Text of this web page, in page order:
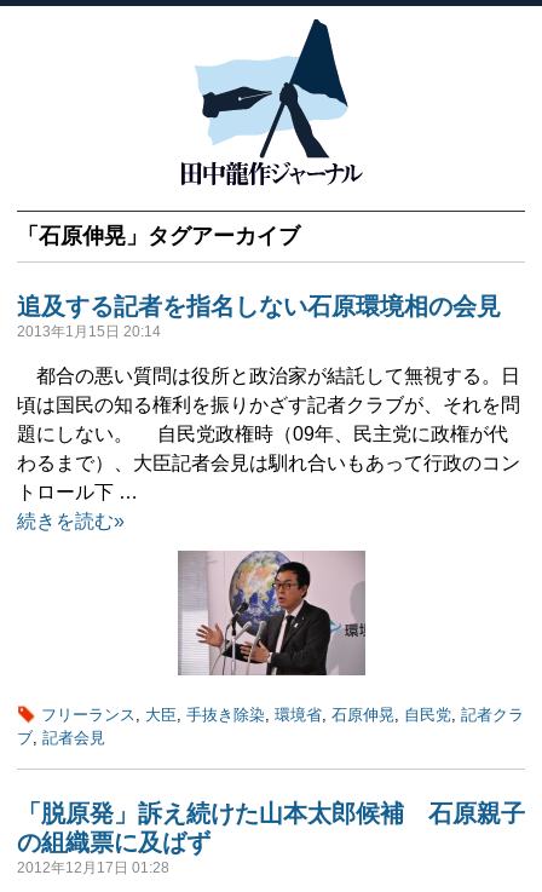
「 石原伸晃 」タグアーカイブ
追及する記者を指名しない石原環境相の会見
2013年1月15日 20:14
都合の悪い質問は役所と政治家が結託して無視する。日
頃は国民の知る権利を振りかざす記者クラブが、それを問
題にしない。 自民党政権時（09年、民主党に政権が代
わるまで）、大臣記者会見は馴れ合いもあって行政のコン
トロール下 …
続きを読む»
フリーランス, 大臣, 手抜き除染, 環境省, 石原伸晃, 自民党, 記者クラ
ブ, 記者会見
「脱原発」訴え続けた山本太郎候補 石原親子
の組織票に及ばず
2012年12月17日 01:28